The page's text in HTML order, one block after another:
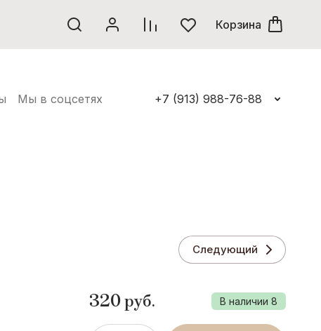
Корзина
Мы в соцсетях +7 (913) 988-76-88
Следующий
В наличии 8
320руб.